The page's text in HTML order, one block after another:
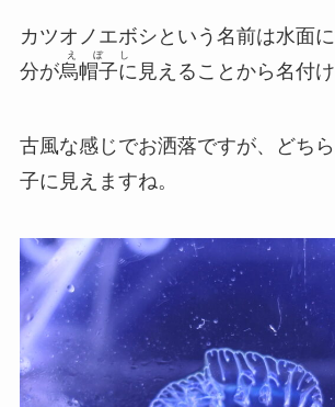
カツオノエボシという名前は水面
分が烏帽子に
えぼし
見えることから名付
古風な感じでお洒落ですが、どち
子に見えますね。